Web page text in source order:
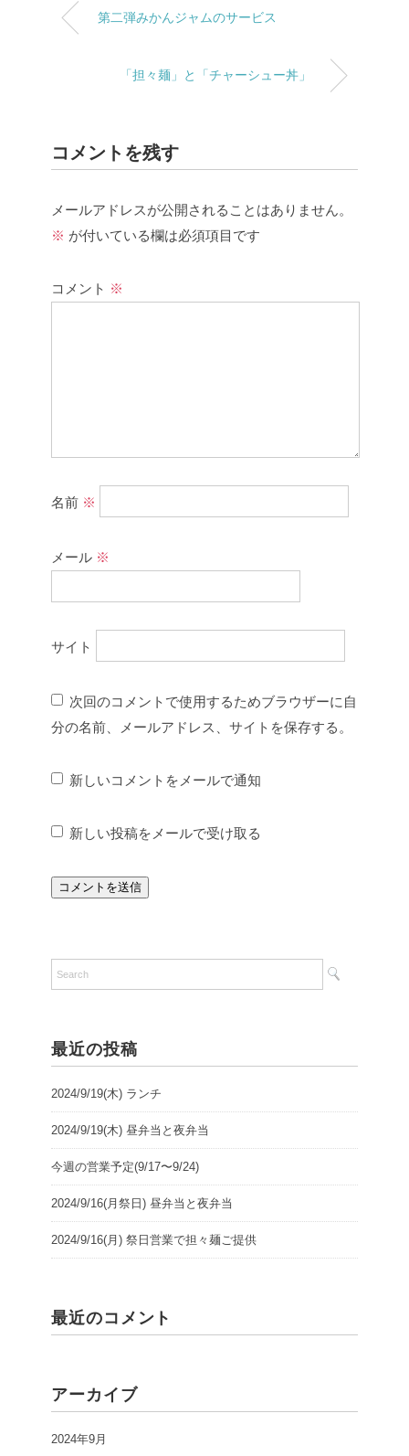
第二弾みかんジャムのサービス
「担々麺」と「チャーシュー丼」
コメントを残す
メールアドレスが公開されることはありません。
※ が付いている欄は必須項目です
コメント ※
名前 ※
メール ※
サイト
次回のコメントで使用するためブラウザーに自
分の名前、メールアドレス、サイトを保存する。
新しいコメントをメールで通知
新しい投稿をメールで受け取る
最近の投稿
2024/9/19(木) ランチ
2024/9/19(木) 昼弁当と夜弁当
今週の営業予定(9/17〜9/24)
2024/9/16(月祭日) 昼弁当と夜弁当
2024/9/16(月) 祭日営業で担々麺ご提供
最近のコメント
アーカイブ
2024年9月